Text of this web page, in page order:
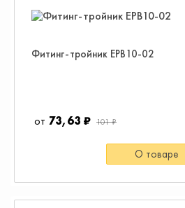
Фитинг-тройник EPB10-02
73,63 ₽ 101 ₽
О товаре